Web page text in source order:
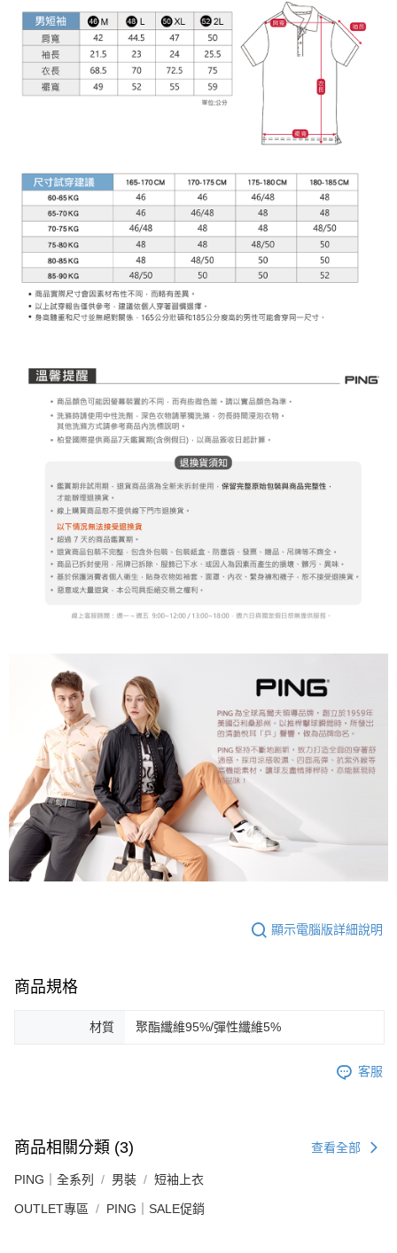
顯示電腦版詳細說明
商品規格
材質 聚酯纖維95%/彈性纖維5%
客服
商品相關分類 (3) 查看全部
PING｜全系列 男裝 短袖上衣
OUTLET專區 PING｜SALE促銷